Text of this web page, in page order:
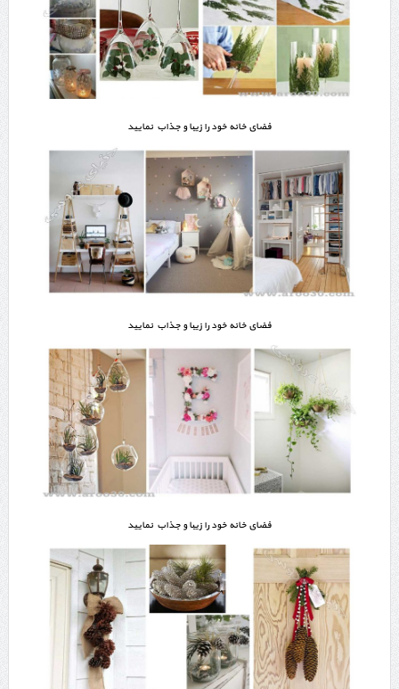
فضای خانه خود را زیبا و جذاب نمایید
فضای خانه خود را زیبا و جذاب نمایید
فضای خانه خود را زیبا و جذاب نمایید